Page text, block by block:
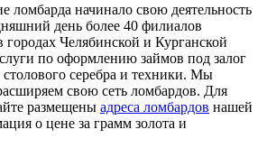
ломбарда начинало свою деятельность
день более 40 филиалов
Челябинской и Курганской
по оформлению займов под залог
серебра и техники. Мы
свою сеть ломбардов. Для
размещены адреса ломбардов нашей
о цене за грамм золота и